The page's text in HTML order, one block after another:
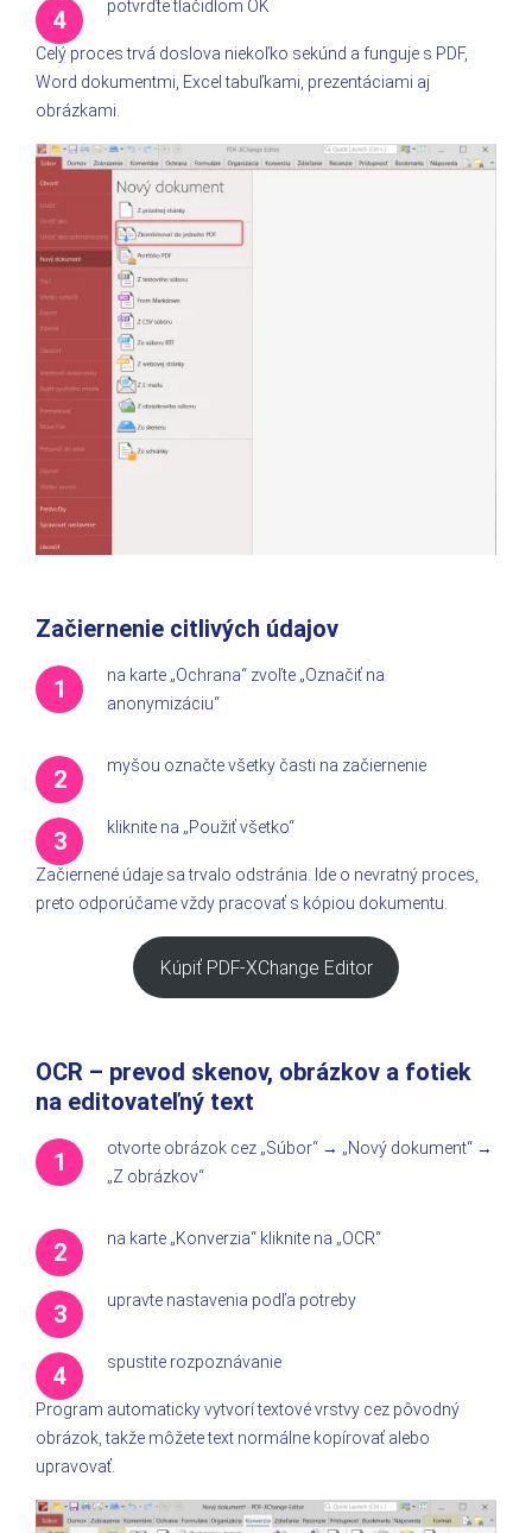
potvrďte tlačidlom OK
Celý proces trvá doslova niekoľko sekúnd a funguje s PDF,
Word dokumentmi, Excel tabuľkami, prezentáciami aj
obrázkami.
Začiernenie citlivých údajov
na karte „Ochrana“ zvoľte „Označiť na
anonymizáciu“
myšou označte všetky časti na začiernenie
kliknite na „Použiť všetko“
Začiernené údaje sa trvalo odstránia. Ide o nevratný proces,
preto odporúčame vždy pracovať s kópiou dokumentu.
Kúpiť PDF-XChange Editor
OCR – prevod skenov, obrázkov a fotiek
na editovateľný text
otvorte obrázok cez „Súbor“ → „Nový dokument“ →
„Z obrázkov“
na karte „Konverzia“ kliknite na „OCR“
upravte nastavenia podľa potreby
spustite rozpoznávanie
Program automaticky vytvorí textové vrstvy cez pôvodný
obrázok, takže môžete text normálne kopírovať alebo
upravovať.